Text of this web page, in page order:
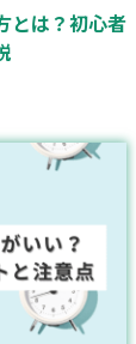
とは？初心者